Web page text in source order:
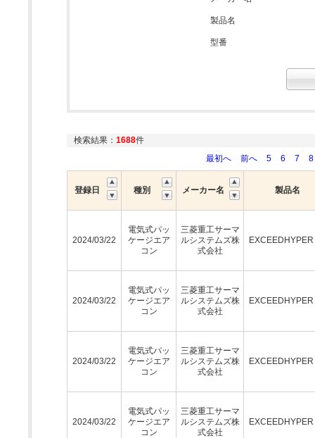
製品名
型番
検索結果： 1688件
最初へ
前へ 5 6 7 8
登録日 種別 メーカー名 製品名
2024/03/22
電気式パッ
ケージエア
コン
三菱重工サーマ
ルシステムズ株
式会社
2024/03/22
電気式パッ
ケージエア
コン
三菱重工サーマ
ルシステムズ株
式会社
2024/03/22
電気式パッ
ケージエア
コン
三菱重工サーマ
ルシステムズ株
式会社
2024/03/22
電気式パッ
ケージエア
コン
三菱重工サーマ
ルシステムズ株
式会社